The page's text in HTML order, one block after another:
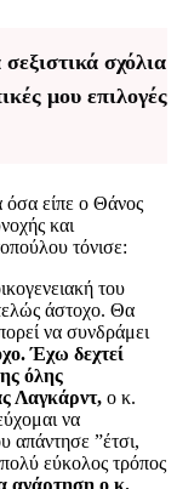
σχόλια
μου επιλογές
όσα είπε ο Θάνος
και
τόνισε:
του
άστοχο. Θα
να συνδράμει
Έχω δεχτεί
όλης
Λαγκάρντ, ο κ.
να
απάντησε ”έτσι,
εύκολος τρόπος